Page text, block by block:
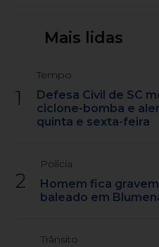
Mais lidas
1
Tempo
Defesa Civil de SC
ciclone-bomba e
quinta e sexta-feira
2
Polícia
Homem fica
baleado em
Trânsito